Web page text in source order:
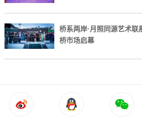
桥系两岸·月照同源艺术联
桥市场启幕